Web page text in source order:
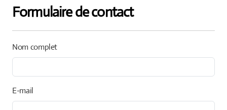
Formulaire de contact
Nom complet
E-mail